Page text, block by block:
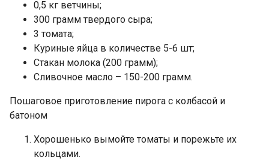
0,5 кг ветчины;
300 грамм твердого сыра;
3 томата;
Куриные яйца в количестве 5-6 шт;
Стакан молока (200 грамм);
Сливочное масло – 150-200 грамм.
Пошаговое приготовление пирога с колбасой и
батоном
Хорошенько вымойте томаты и порежьте их
кольцами.